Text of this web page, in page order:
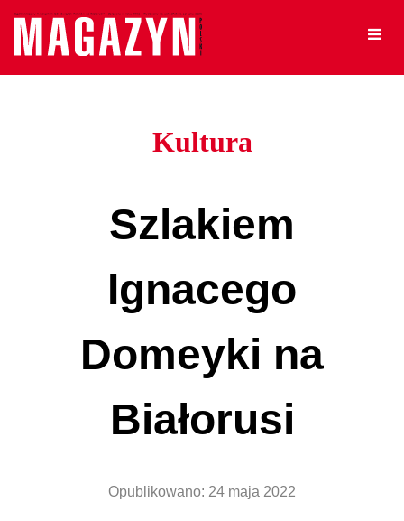
Kultura
Szlakiem
Ignacego
Domeyki na
Białorusi
Opublikowano: 24 maja 2022